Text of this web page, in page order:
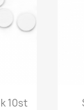
10st